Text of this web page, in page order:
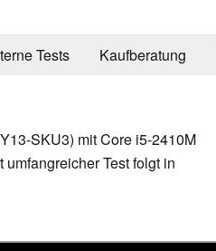
Tests Kaufberatung
SKU3) mit Core i5-2410M
Test folgt in